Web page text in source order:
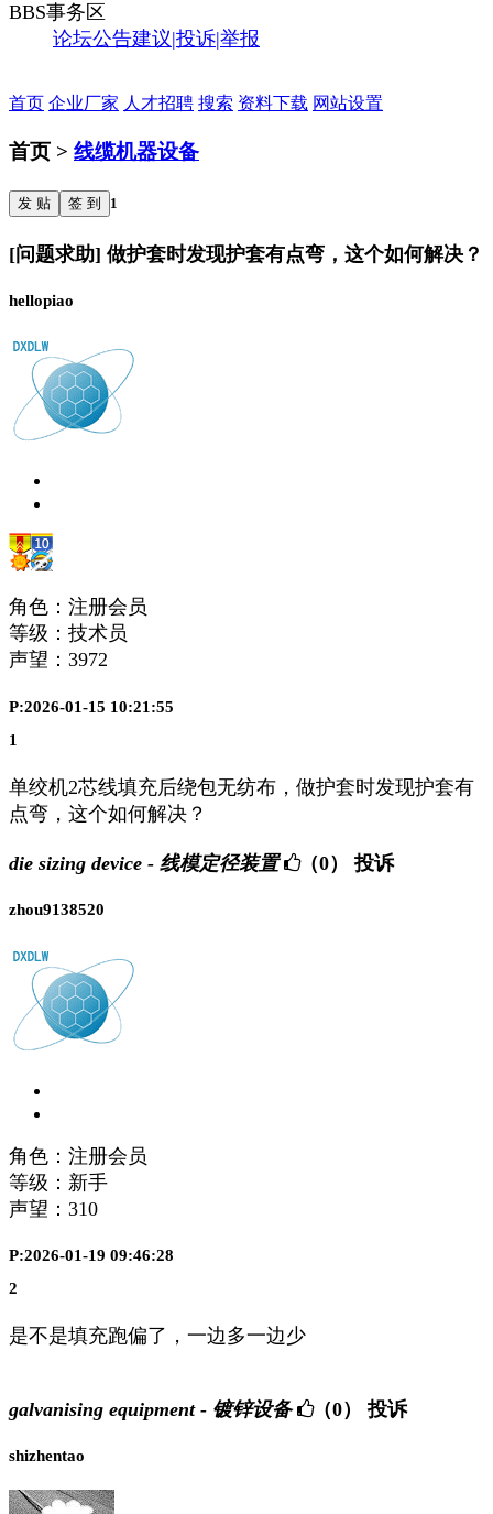
BBS事务区
论坛公告建议|投诉|举报
首页 企业厂家 人才招聘 搜索 资料下载 网站设置
首页 > 线缆机器设备
发 贴 签 到 1
[问题求助] 做护套时发现护套有点弯，这个如何解决？
hellopiao
角色：注册会员
等级：技术员
声望： 3972
P:2026-01-15 10:21:55
1
单绞机2芯线填充后绕包无纺布，做护套时发现护套有
点弯，这个如何解决？
die sizing device - 线模定径装置 （0） 投诉
zhou9138520
角色：注册会员
等级：新手
声望： 310
P:2026-01-19 09:46:28
2
是不是填充跑偏了，一边多一边少
galvanising equipment - 镀锌设备 （0） 投诉
shizhentao